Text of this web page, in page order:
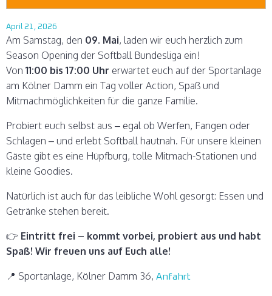
April 21, 2026
Am Samstag, den 09. Mai, laden wir euch herzlich zum
Season Opening der Softball Bundesliga ein!
Von 11:00 bis 17:00 Uhr erwartet euch auf der Sportanlage
am Kölner Damm ein Tag voller Action, Spaß und
Mitmachmöglichkeiten für die ganze Familie.
Probiert euch selbst aus – egal ob Werfen, Fangen oder
Schlagen – und erlebt Softball hautnah. Für unsere kleinen
Gäste gibt es eine Hüpfburg, tolle Mitmach-Stationen und
kleine Goodies.
Natürlich ist auch für das leibliche Wohl gesorgt: Essen und
Getränke stehen bereit.
👉 Eintritt frei – kommt vorbei, probiert aus und habt
Spaß! Wir freuen uns auf Euch alle!
📍 Sportanlage, Kölner Damm 36, Anfahrt